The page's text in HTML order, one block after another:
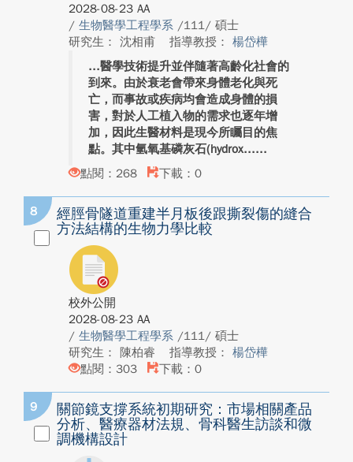
2028-08-23 AA
/ 生物醫學工程學系 /111/ 碩士
研究生： 沈相甫
指導教授： 楊岱樺
醫學技術提升並伴隨著高齡化社會的
到來。由於衰老會帶來身體老化與死
亡，而事故或疾病均會造成身體的損
害，對於人工植入物的需求也逐年增
加，因此生醫材料是現今所矚目的焦
點。其中氫氧基磷灰石(hydrox...
點閱：268
下載：0
8
經脛骨隧道重建半月板後跟撕裂傷的縫合
方法結構的生物力學比較
校外公開
2028-08-23 AA
/ 生物醫學工程學系 /111/ 碩士
研究生： 陳柏睿
指導教授： 楊岱樺
點閱：303
下載：0
9
關節鏡支撐系統初期研究：市場相關產品
分析、醫療器材法規、骨科醫生訪談和微
調機構設計